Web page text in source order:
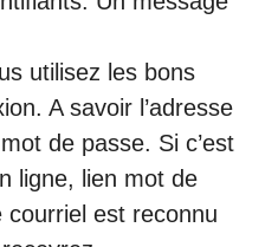
utilisez les bons
A savoir l’adresse
de passe. Si c’est
ligne, lien mot de
courriel est reconnu